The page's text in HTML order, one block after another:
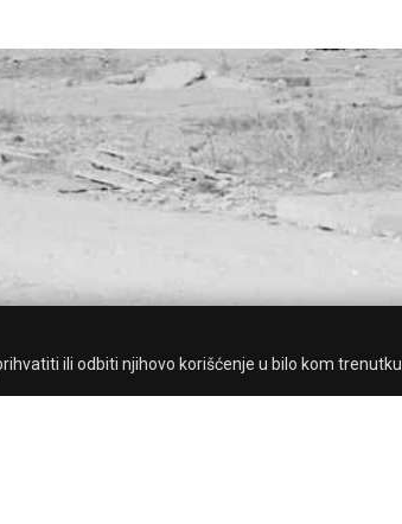
ili odbiti njihovo korišćenje u bilo kom trenutku.